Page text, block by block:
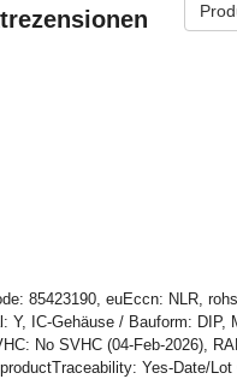
85423190, euEccn: NLR,
IC-Gehäuse / Bauform: DIP,
No SVHC (04-Feb-2026),
Yes-Date/Lot